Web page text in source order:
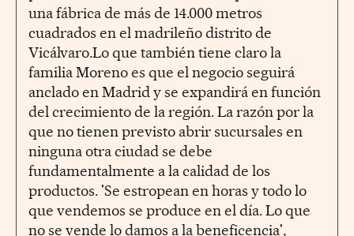
una fábrica de más de 14.000 metros
cuadrados en el madrileño distrito de
Vicálvaro.Lo que también tiene claro la
familia Moreno es que el negocio seguirá
anclado en Madrid y se expandirá en función
del crecimiento de la región. La razón por la
que no tienen previsto abrir sucursales en
ninguna otra ciudad se debe
fundamentalmente a la calidad de los
productos. 'Se estropean en horas y todo lo
que vendemos se produce en el día. Lo que
no se vende lo damos a la beneficencia',